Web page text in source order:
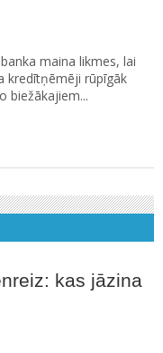
maina likmes, lai
kredītņēmēji rūpīgāk
biežākajiem...
kas jāzina